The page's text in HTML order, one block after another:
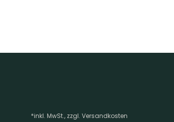
Footer-Menü
*inkl. MwSt., zzgl. Versandkosten